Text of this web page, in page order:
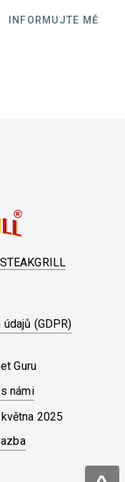
INFORMUJTE MĚ
(GDPR)
Guru
námi
2025